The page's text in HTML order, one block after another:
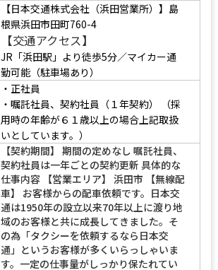
【日本交通株式会社（浜田営業所）】島
根県浜田市田町760-4
【交通アクセス】
JR「浜田駅」より徒歩5分／マイカー通
勤可能（駐車場あり）
・正社員
・嘱託社員、契約社員（１年契約）
（採
用時の年齢が６１歳以上の場合上記取扱
いとしています。）
【契約期間】 期間の定めなし 嘱託社員、
契約社員は一年ごとの契約更新 具体的な
仕事内容 【営業エリア】 浜田市 【無線配
車】 お客様からの配車依頼です。日本交
通は1950年の設立以来70年以上に渡り地
域のお客様と共に成長してきました。そ
の為「タクシーを依頼するなら日本交
通」というお客様が多くいらっしゃいま
す。一定の仕事量がしっかり保たれてい